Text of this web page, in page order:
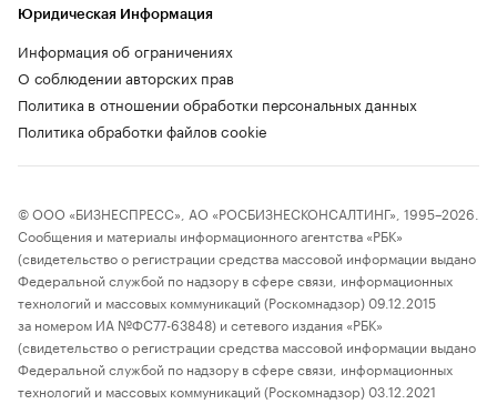
Юридическая Информация
Информация об ограничениях
О соблюдении авторских прав
Политика в отношении обработки персональных данных
Политика обработки файлов cookie
© ООО «БИЗНЕСПРЕСС», АО «РОСБИЗНЕСКОНСАЛТИНГ», 1995–2026.
Сообщения и материалы информационного агентства «РБК»
(свидетельство о регистрации средства массовой информации выдано
Федеральной службой по надзору в сфере связи, информационных
технологий и массовых коммуникаций (Роскомнадзор) 09.12.2015
за номером ИА №ФС77-63848) и сетевого издания «РБК»
(свидетельство о регистрации средства массовой информации выдано
Федеральной службой по надзору в сфере связи, информационных
технологий и массовых коммуникаций (Роскомнадзор) 03.12.2021